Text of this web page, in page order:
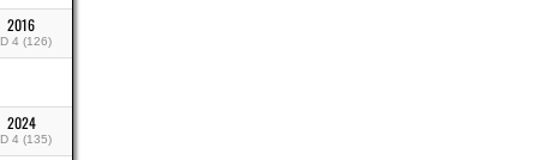
2016
4 (126)
2024
4 (135)